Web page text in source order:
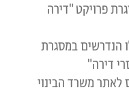
פרויקט "דירה
הנדרשים במסגרת
דירה"
לאתר משרד הבינוי